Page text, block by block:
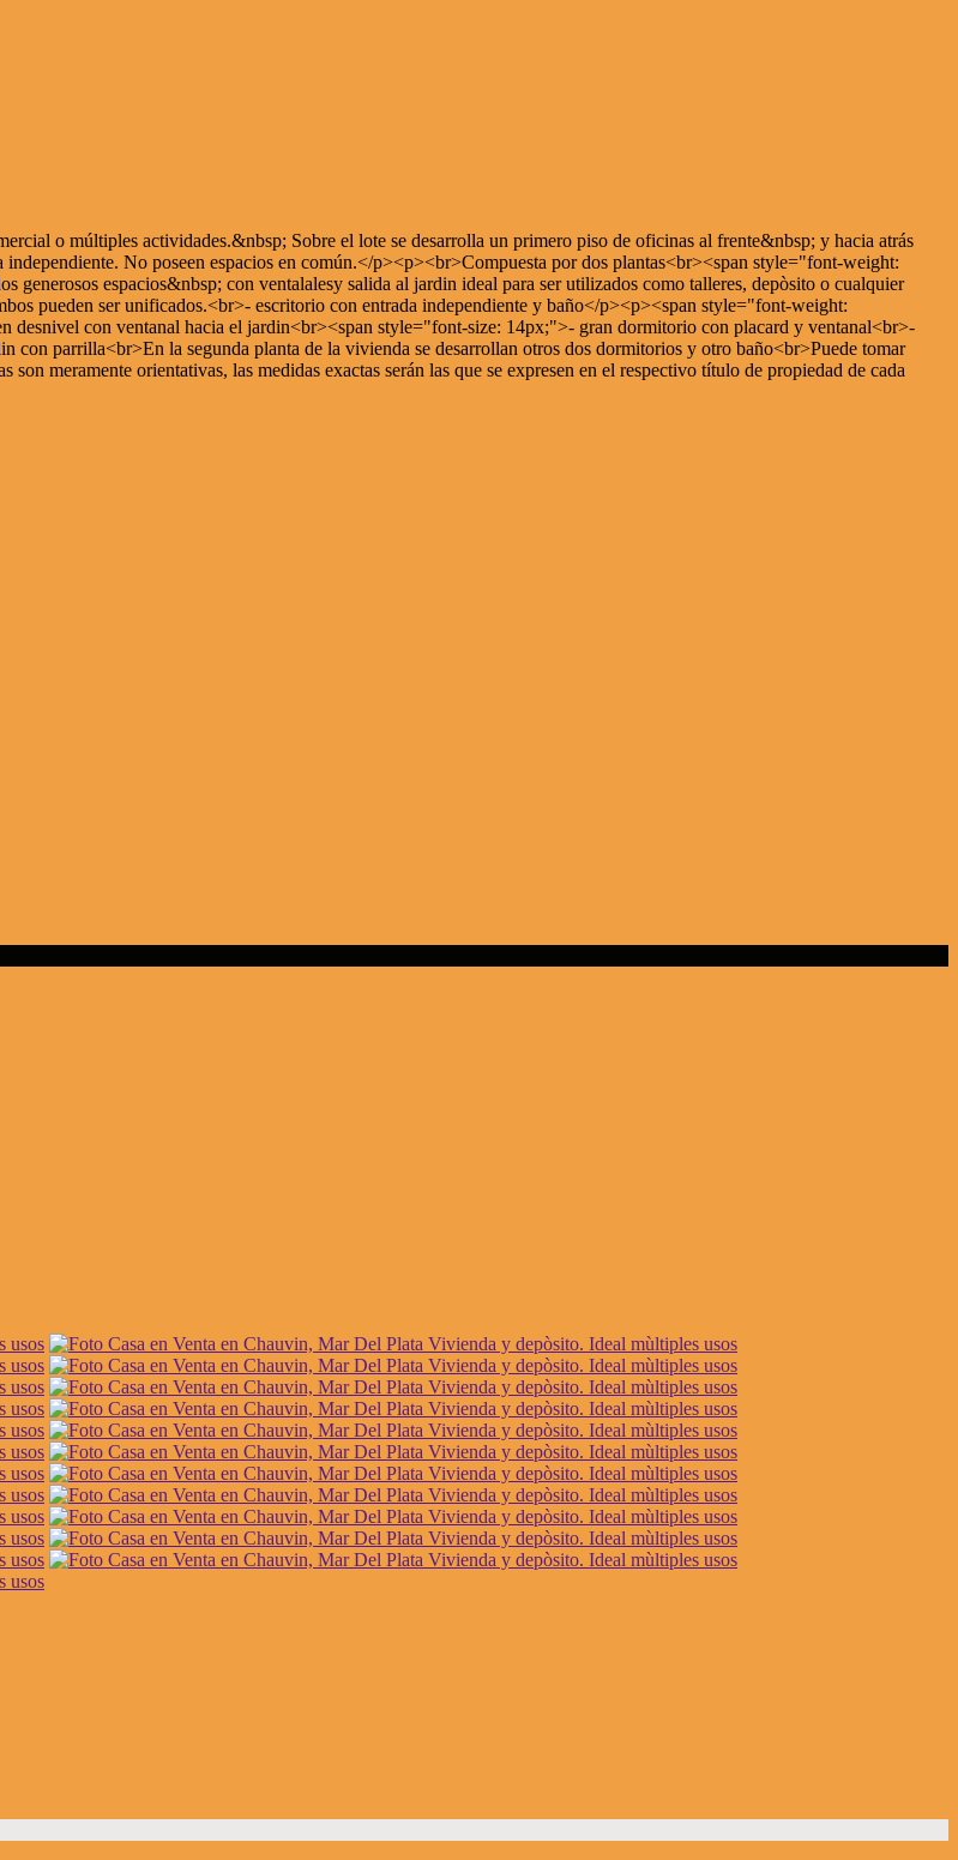
o múltiples actividades.&nbsp; Sobre el lote se desarrolla un primero piso de oficinas al frente&nbsp; y hacia atrás
No poseen espacios en común.</p><p><br>Compuesta por dos plantas<br><span style="font-weight:
espacios&nbsp; con ventalalesy salida al jardin ideal para ser utilizados como talleres, depòsito o cualquier
pueden ser unificados.<br>- escritorio con entrada independiente y baño</p><p><span style="font-weight:
con ventanal hacia el jardin<br><span style="font-size: 14px;">- gran dormitorio con placard y ventanal<br>-
parrilla<br>En la segunda planta de la vivienda se desarrollan otros dos dormitorios y otro baño<br>Puede tomar
meramente orientativas, las medidas exactas serán las que se expresen en el respectivo título de propiedad de cada